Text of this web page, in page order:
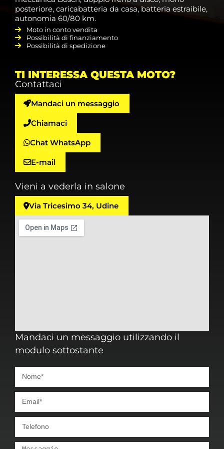
posteriore, caricabatteria da casa, batteria estraibile,
autonomia 60/80 km.
Moto in conto vendita
Possibilità di finanziamento
Possibilità di spedizione
TI INTERESSA QUESTA MOTO?
Mandaci un messaggio utilizzando il
modulo sottostante
Contattaci
Mandaci un messaggio
Chiamaci
Chat WhatsApp
E-mail
Vieni a vederla in salone
Via Tricesimo 34, Udine